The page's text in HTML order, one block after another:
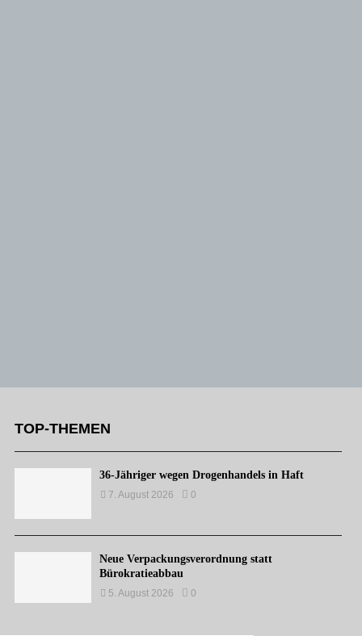
TOP-THEMEN
36-Jähriger wegen Drogenhandels in Haft
7. August 2026 0
Neue Verpackungsverordnung statt
Bürokratieabbau
5. August 2026 0